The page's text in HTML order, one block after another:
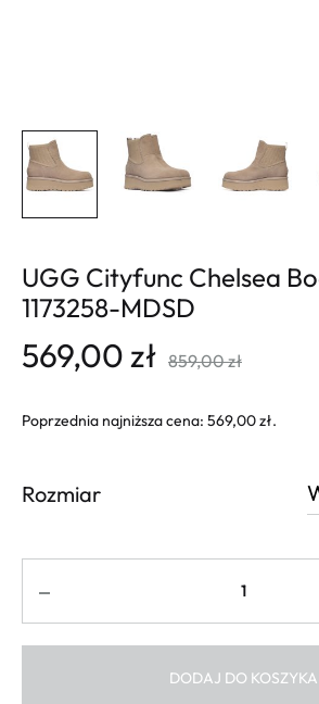
UGG Cityfunc Chelsea
1173258-MDSD
569,00zł 859,00zł
Poprzednia najniższa cena: 569,00zł.
Rozmiar
DODAJ DO KOSZYKA